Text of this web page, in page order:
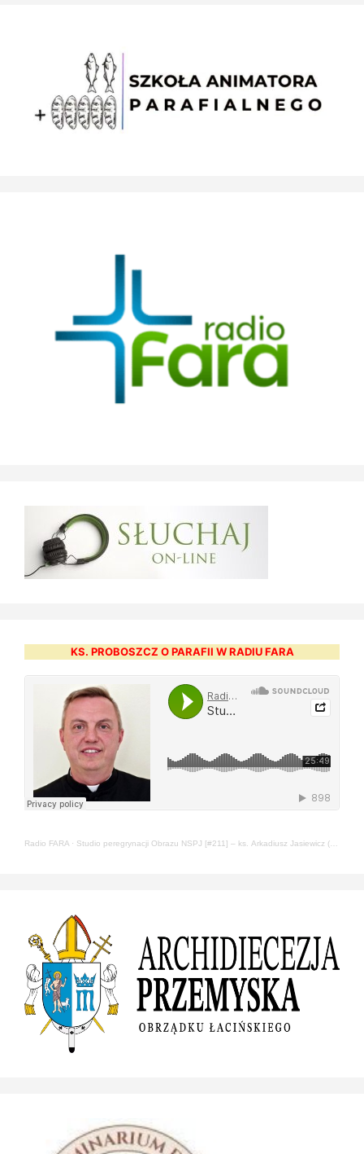
KS. PROBOSZCZ O PARAFII W RADIU FARA
Radio FARA · Studio peregrynacji Obrazu NSPJ [#211] – ks. Arkadiusz Jasiewicz (22.05.2024)